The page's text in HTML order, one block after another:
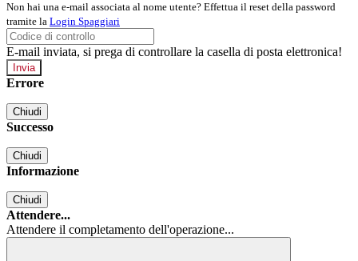
Non hai una e-mail associata al nome utente? Effettua il reset della password
tramite la Login Spaggiari
E-mail inviata, si prega di controllare la casella di posta elettronica!
Errore
Chiudi
Successo
Chiudi
Informazione
Chiudi
Attendere...
Attendere il completamento dell'operazione...